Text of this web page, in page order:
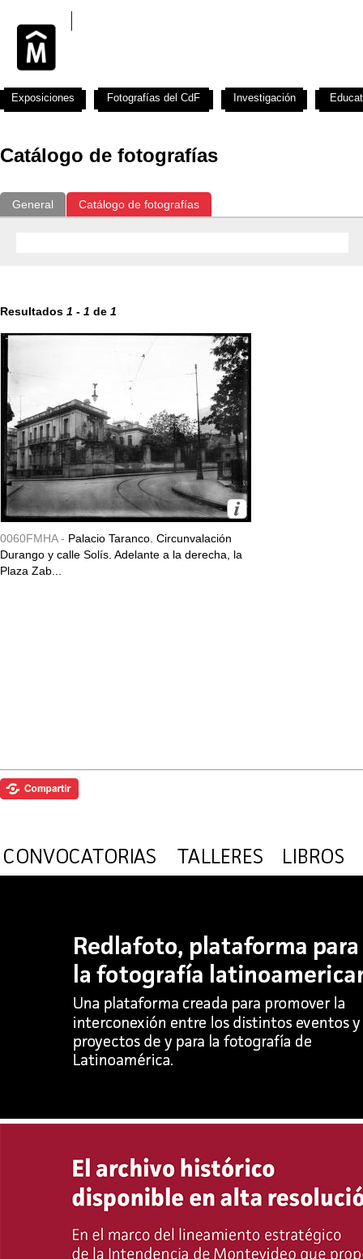
Catálogo de fotografías
General Catálogo de fotografías
Resultados 1 - 1 de 1
0060FMHA - Palacio Taranco. Circunvalación
Durango y calle Solís. Adelante a la derecha, la
Plaza Zab...
Exposiciones Fotografías del CdF Investigación